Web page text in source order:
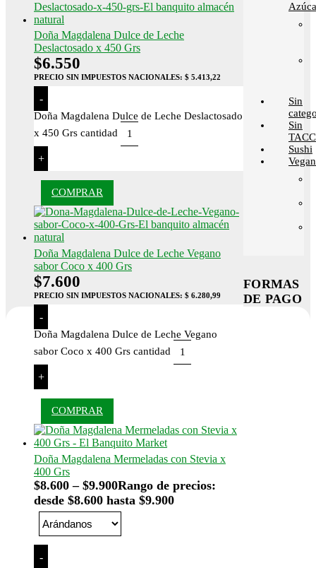
Doña Magdalena Dulce de Leche
Deslactosado x 450 Grs
$6.550
PRECIO SIN IMPUESTOS NACIONALES: $ 5.413,22
-
Doña Magdalena Dulce de Leche Deslactosado
x 450 Grs cantidad
+
COMPRAR
Doña Magdalena Dulce de Leche Vegano
sabor Coco x 400 Grs
$7.600
PRECIO SIN IMPUESTOS NACIONALES: $ 6.280,99
-
Doña Magdalena Dulce de Leche Vegano
sabor Coco x 400 Grs cantidad
+
COMPRAR
Doña Magdalena Mermeladas con Stevia x
400 Grs
$8.600 – $9.900Rango de precios:
desde $8.600 hasta $9.900
-
Sin
Sin
TACC
Sushi
FORMAS
DE PAGO